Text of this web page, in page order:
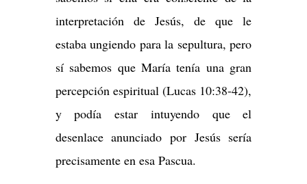
interpretación de Jesús, de que le
estaba ungiendo para la sepultura, pero
sí sabemos que María tenía una gran
percepción espiritual (Lucas 10:38-42),
y podía estar intuyendo que el
desenlace anunciado por Jesús sería
precisamente en esa Pascua.